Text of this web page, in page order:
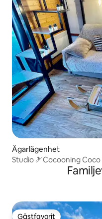
Ägarlägenhet
Studio 🎿Cocooning
Gästfavorit